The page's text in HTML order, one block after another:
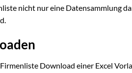
nicht nur eine Datensammlung
Download einer Excel